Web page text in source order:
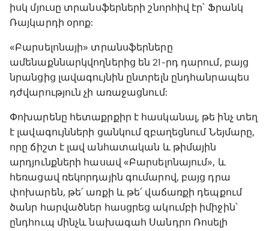
իսկ մյուսը տրանսֆերների շնորհիվ էր՝ Ֆրանկ
Ռայկարդի օրոք:
«Բարսելոնայի» տրանսֆերները
ամենաքննարկվողներից են 21-րդ դարում, բայց
նրանցից լավագույնին ընտրելն ընդհանրապես
դժվարություն չի առաջացնում:
Փոխարենը հետաքրքիր է հասկանալ, թե ինչ տեղ
է լավագույնների ցանկում զբաղեցնում Նեյմարը,
որը ճիշտ է լավ անհատական և թիմային
արդյունքների հասավ «Բարսելոնայում», և
հեռացավ ռեկորդային գումարով, բայց դրա
փոխարեն, թե՛ առքի և թե՛ վաճառքի դեպքում
ծանր հարվածներ հասցրեց ակումբի իմիջին՝
ընդհուպ մինչև նախագահ Սանդրո Ռոսելի